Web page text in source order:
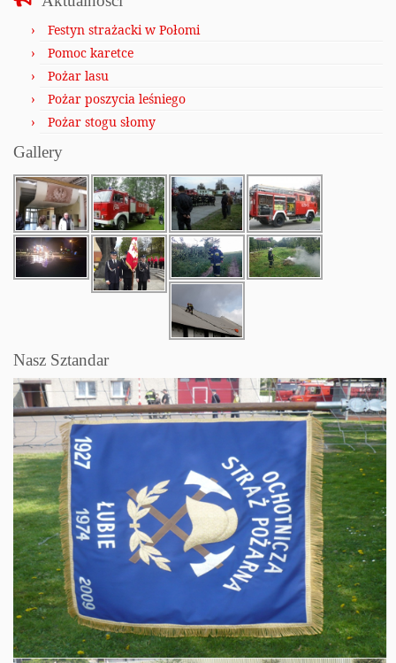
Festyn strażacki w Połomi
Pomoc karetce
Pożar lasu
Pożar poszycia leśniego
Pożar stogu słomy
Gallery
Nasz Sztandar